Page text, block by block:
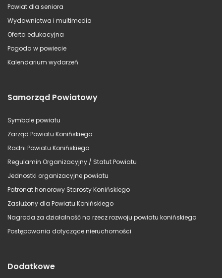
Powiat dla seniora
Wydawnictwa i multimedia
Oferta edukacyjna
Pogoda w powiecie
Kalendarium wydarzeń
Samorząd Powiatowy
Symbole powiatu
Zarząd Powiatu Konińskiego
Radni Powiatu Konińskiego
Regulamin Organizacyjny / Statut Powiatu
Jednostki organizacyjne powiatu
Patronat honorowy Starosty Konińskiego
Zasłużony dla Powiatu Konińskiego
Nagroda za działalność na rzecz rozwoju powiatu konińskiego
Postępowania dotyczące nieruchomości
Dodatkowe